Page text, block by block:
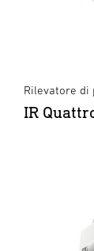
Rilevatore di
IR